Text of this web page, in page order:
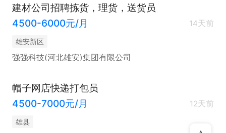
建材公司招聘拣货，理货，送货员
4500-6000元/月
14天前
雄安新区
强强科技(河北雄安)集团有限公司
帽子网店快递打包员
4500-7000元/月
12天前
雄县